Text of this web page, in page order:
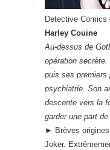
Detective Comics
Harley Couine
Au-dessus de
opération
puis ses premiers
psychiatrie. Son
descente vers la
garder une part
► Brèves
Joker.